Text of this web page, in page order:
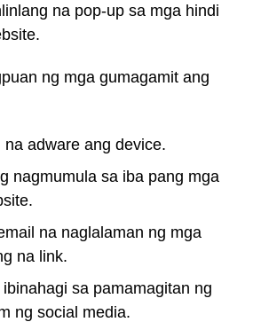
na pop-up sa mga hindi
ng mga gumagamit ang
na adware ang device.
nagmumula sa iba pang mga
na naglalaman ng mga
na link.
sa pamamagitan ng
ng social media.